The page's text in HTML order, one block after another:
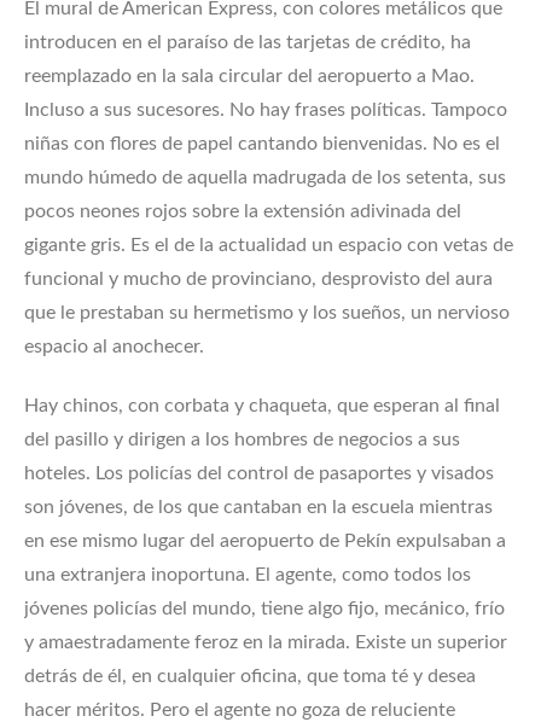
El mural de American Express, con colores metálicos que
introducen en el paraíso de las tarjetas de crédito, ha
reemplazado en la sala circular del aeropuerto a Mao.
Incluso a sus sucesores. No hay frases políticas. Tampoco
niñas con flores de papel cantando bienvenidas. No es el
mundo húmedo de aquella madrugada de los setenta, sus
pocos neones rojos sobre la extensión adivinada del
gigante gris. Es el de la actualidad un espacio con vetas de
funcional y mucho de provinciano, desprovisto del aura
que le prestaban su hermetismo y los sueños, un nervioso
espacio al anochecer.
Hay chinos, con corbata y chaqueta, que esperan al final
del pasillo y dirigen a los hombres de negocios a sus
hoteles. Los policías del control de pasaportes y visados
son jóvenes, de los que cantaban en la escuela mientras
en ese mismo lugar del aeropuerto de Pekín expulsaban a
una extranjera inoportuna. El agente, como todos los
jóvenes policías del mundo, tiene algo fijo, mecánico, frío
y amaestradamente feroz en la mirada. Existe un superior
detrás de él, en cualquier oficina, que toma té y desea
hacer méritos. Pero el agente no goza de reluciente